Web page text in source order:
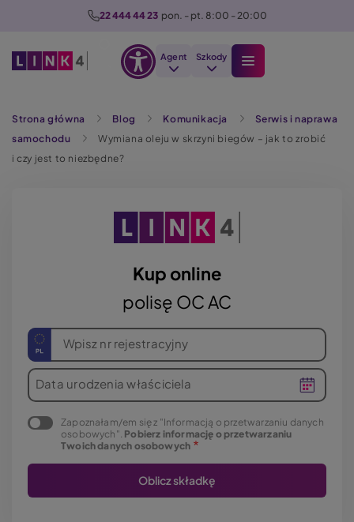
22 444 44 23 pon. - pt. 8:00 - 20:00
Agent Szkody
Strona główna Blog Komunikacja
Serwis i naprawa
samochodu
Wymiana oleju w skrzyni biegów – jak to zrobić
i czy jest to niezbędne?
Kup online
polisę OC AC
Wpisz nr rejestracyjny
Data urodzenia właściciela
Zapoznałam/em się z "Informacją o przetwarzaniu danych
osobowych". Pobierz informację o przetwarzaniu
Twoich danych osobowych